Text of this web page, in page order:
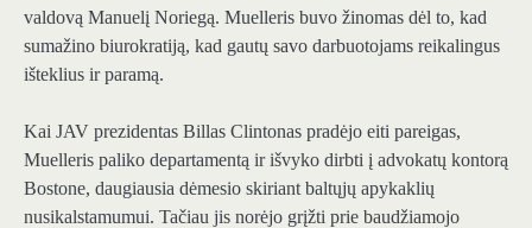
valdovą Manuelį Noriegą. Muelleris buvo žinomas dėl to, kad
sumažino biurokratiją, kad gautų savo darbuotojams reikalingus
išteklius ir paramą.
Kai JAV prezidentas Billas Clintonas pradėjo eiti pareigas,
Muelleris paliko departamentą ir išvyko dirbti į advokatų kontorą
Bostone, daugiausia dėmesio skiriant baltųjų apykaklių
nusikalstamumui. Tačiau jis norėjo grįžti prie baudžiamojo